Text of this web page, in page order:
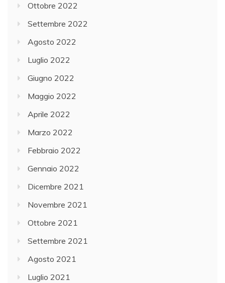
Ottobre 2022
Settembre 2022
Agosto 2022
Luglio 2022
Giugno 2022
Maggio 2022
Aprile 2022
Marzo 2022
Febbraio 2022
Gennaio 2022
Dicembre 2021
Novembre 2021
Ottobre 2021
Settembre 2021
Agosto 2021
Luglio 2021